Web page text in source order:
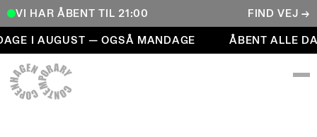
VI HAR ÅBENT TIL 21:00 FIND VEJ →
Åbent alle dage i august — også mandage
I AUGUST — OGSÅ MANDAGE ÅBENT ALLE